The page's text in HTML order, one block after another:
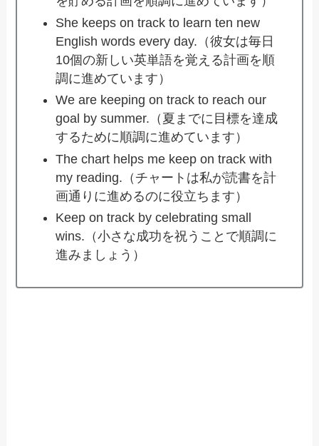
She keeps on track to learn ten new
English words every day.（彼女は毎日
10個の新しい英単語を覚える計画を順
調に進めています）
We are keeping on track to reach our
goal by summer.（夏までに目標を達成
するために順調に進めています）
The chart helps me keep on track with
my reading.（チャートは私が読書を計
画通りに進めるのに役立ちます）
Keep on track by celebrating small
wins.（小さな成功を祝うことで順調に
進みましょう）